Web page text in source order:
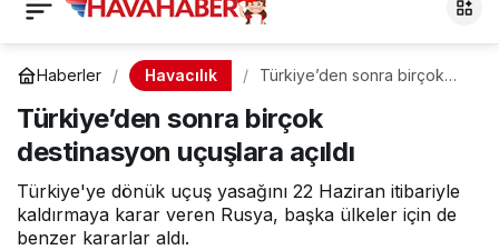
Haberler Havacılık
Türkiye’den sonra birçok
Türkiye’den sonra birçok
destinasyon uçuşlara açıldı
Türkiye'ye dönük uçuş yasağını 22 Haziran itibariyle
kaldırmaya karar veren Rusya, başka ülkeler için de
benzer kararlar aldı.